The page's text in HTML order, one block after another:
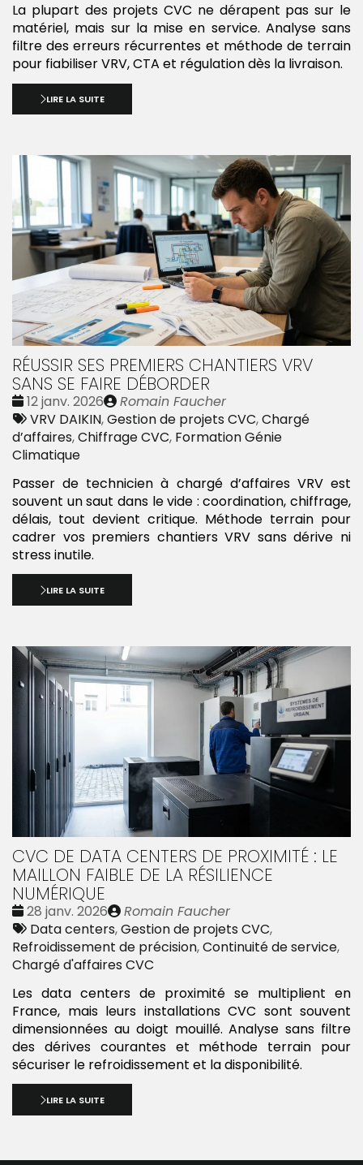
La plupart des projets CVC ne dérapent pas sur le
matériel, mais sur la mise en service. Analyse sans
filtre des erreurs récurrentes et méthode de terrain
pour fiabiliser VRV, CTA et régulation dès la livraison.
LIRE LA SUITE
RÉUSSIR SES PREMIERS CHANTIERS VRV
SANS SE FAIRE DÉBORDER
Date
:
12 janv. 2026
Publié
par
Romain Faucher
Tags
:
VRV DAIKIN,Gestion de projets CVC,Chargé
d’affaires,Chiffrage CVC, Formation Génie
Climatique
Passer de technicien à chargé d’affaires VRV est
souvent un saut dans le vide : coordination, chiffrage,
délais, tout devient critique. Méthode terrain pour
cadrer vos premiers chantiers VRV sans dérive ni
stress inutile.
LIRE LA SUITE
CVC DE DATA CENTERS DE PROXIMITÉ : LE
MAILLON FAIBLE DE LA RÉSILIENCE
NUMÉRIQUE
Date
:
28 janv. 2026
Publié
par
Romain Faucher
Tags
:
Data centers,Gestion de projets CVC,
Refroidissement de précision,Continuité de service,
Chargé d'affaires CVC
Les data centers de proximité se multiplient en
France, mais leurs installations CVC sont souvent
dimensionnées au doigt mouillé. Analyse sans filtre
des dérives courantes et méthode terrain pour
sécuriser le refroidissement et la disponibilité.
LIRE LA SUITE